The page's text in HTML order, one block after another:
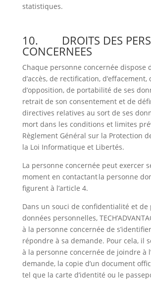
statistiques.
10. DROITS DES
CONCERNEES
Chaque personne concernée dispose
d’accès, de rectification,
d’opposition, de portabilité de ses
retrait de son consentement et de
directives relatives au sort de ses
mort dans les conditions et limites
Règlement Général sur la Protection
la Loi Informatique et Libertés.
La personne concernée peut exercer
moment en contactant la personne
figurent à l’article 4.
Dans un souci de confidentialité et de
données personnelles,
à la personne concernée de
répondre à sa demande. Pour cela, il
à la personne concernée de joindre à
demande, la copie d’un document
tel que la carte d’identité ou le